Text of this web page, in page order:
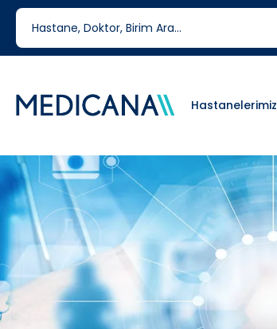
444 6 334
Hastanelerimiz